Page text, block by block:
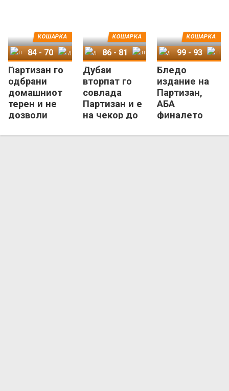
Партизан го
одбрани
домашниот
терен и не
дозволи
Дубаи!
КОШАРКА
Партизан
84 - 70
Дубаи
вторпат го
совлада
Партизан и е
на чекор до
АБА-титула
КОШАРКА
Дубаи
86- 81
Бледо
издание на
Партизан,
АБА
финалето
триумф на
КОШАРКА
Дубаи
99- 93